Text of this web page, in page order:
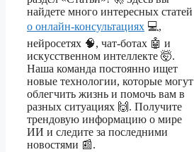
найдете много интересных статей
о онлайн-консультациях 💻,
нейросетях 🧠, чат-ботах 🤖 и
искусственном интеллекте 🤯.
Наша команда постоянно ищет
новые технологии, которые могут
облегчить жизнь и помочь вам в
разных ситуациях 🙌. Получите
трендовую информацию о мире
ИИ и следите за последними
новостями 📰.